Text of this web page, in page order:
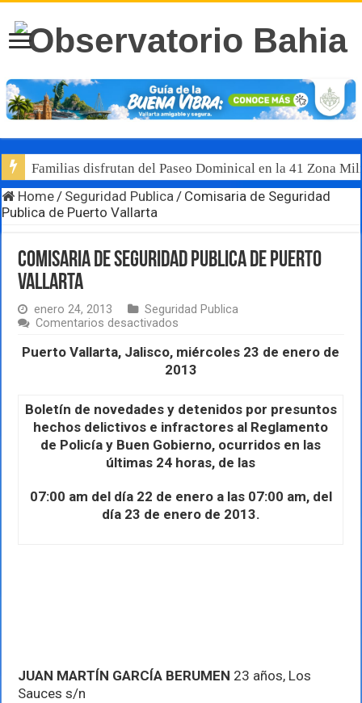
Familias disfrutan del Paseo Dominical en la 41 Zona
Home / Seguridad Publica / Comisaria de Seguridad
Publica de Puerto Vallarta
Comisaria de Seguridad Publica de Puerto
Vallarta
enero 24, 2013
Seguridad Publica
Comentarios desactivados
de
Seguridad
Publica
Puerto
Vallarta
Puerto Vallarta, Jalisco, miércoles 23 de enero de
2013
Boletín de novedades y detenidos por presuntos
hechos delictivos e infractores al Reglamento
de Policía y Buen Gobierno, ocurridos en las
últimas 24 horas, de las
07:00 am del día 22 de enero a las 07:00 am, del
día 23 de enero de 2013.
JUAN MARTÍN GARCÍA BERUMEN 23 años, Los
Sauces s/n